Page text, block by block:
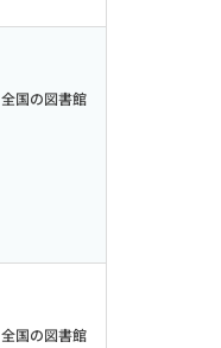
全国の図書館
全国の図書館